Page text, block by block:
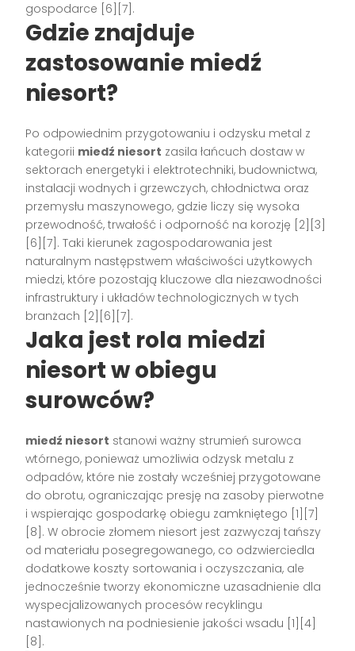
gospodarce [6][7].
Gdzie znajduje
zastosowanie miedź
niesort?
Po odpowiednim przygotowaniu i odzysku metal z
kategorii miedź niesort zasila łańcuch dostaw w
sektorach energetyki i elektrotechniki, budownictwa,
instalacji wodnych i grzewczych, chłodnictwa oraz
przemysłu maszynowego, gdzie liczy się wysoka
przewodność, trwałość i odporność na korozję [2][3]
[6][7]. Taki kierunek zagospodarowania jest
naturalnym następstwem właściwości użytkowych
miedzi, które pozostają kluczowe dla niezawodności
infrastruktury i układów technologicznych w tych
branżach [2][6][7].
Jaka jest rola miedzi
niesort w obiegu
surowców?
miedź niesort stanowi ważny strumień surowca
wtórnego, ponieważ umożliwia odzysk metalu z
odpadów, które nie zostały wcześniej przygotowane
do obrotu, ograniczając presję na zasoby pierwotne
i wspierając gospodarkę obiegu zamkniętego [1][7]
[8]. W obrocie złomem niesort jest zazwyczaj tańszy
od materiału posegregowanego, co odzwierciedla
dodatkowe koszty sortowania i oczyszczania, ale
jednocześnie tworzy ekonomiczne uzasadnienie dla
wyspecjalizowanych procesów recyklingu
nastawionych na podniesienie jakości wsadu [1][4]
[8].